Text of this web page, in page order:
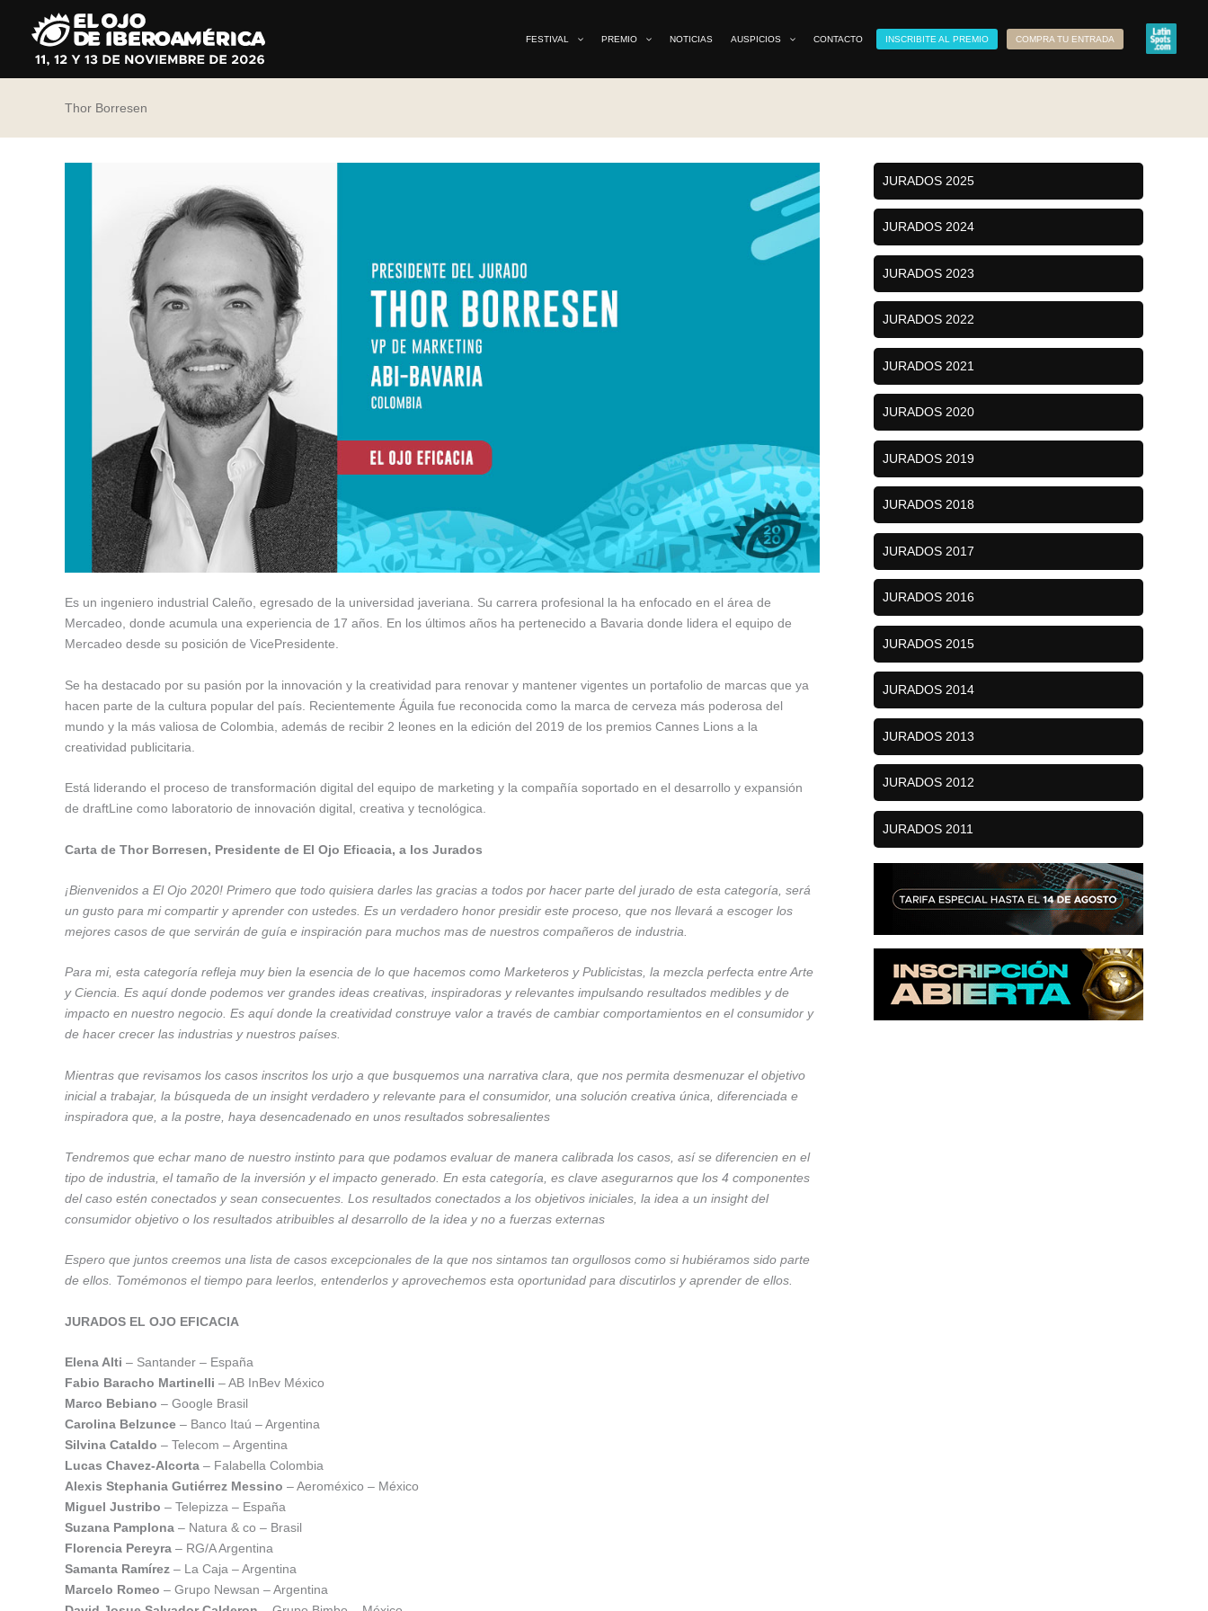
contenido
FESTIVAL PREMIO NOTICIAS AUSPICIOS CONTACTO INSCRIBITE AL PREMIO COMPRA TU ENTRADA
Thor Borresen
Es un ingeniero industrial Caleño, egresado de la universidad javeriana. Su carrera profesional la ha enfocado en el área de
Mercadeo, donde acumula una experiencia de 17 años. En los últimos años ha pertenecido a Bavaria donde lidera el equipo de
Mercadeo desde su posición de VicePresidente.
Se ha destacado por su pasión por la innovación y la creatividad para renovar y mantener vigentes un portafolio de marcas que ya
hacen parte de la cultura popular del país. Recientemente Águila fue reconocida como la marca de cerveza más poderosa del
mundo y la más valiosa de Colombia, además de recibir 2 leones en la edición del 2019 de los premios Cannes Lions a la
creatividad publicitaria.
Está liderando el proceso de transformación digital del equipo de marketing y la compañía soportado en el desarrollo y expansión
de draftLine como laboratorio de innovación digital, creativa y tecnológica.
Carta de Thor Borresen, Presidente de El Ojo Eficacia, a los Jurados
¡Bienvenidos a El Ojo 2020! Primero que todo quisiera darles las gracias a todos por hacer parte del jurado de esta categoría, será
un gusto para mi compartir y aprender con ustedes. Es un verdadero honor presidir este proceso, que nos llevará a escoger los
mejores casos de que servirán de guía e inspiración para muchos mas de nuestros compañeros de industria.
Para mi, esta categoría refleja muy bien la esencia de lo que hacemos como Marketeros y Publicistas, la mezcla perfecta entre Arte
y Ciencia. Es aquí donde podemos ver grandes ideas creativas, inspiradoras y relevantes impulsando resultados medibles y de
impacto en nuestro negocio. Es aquí donde la creatividad construye valor a través de cambiar comportamientos en el consumidor y
de hacer crecer las industrias y nuestros países.
Mientras que revisamos los casos inscritos los urjo a que busquemos una narrativa clara, que nos permita desmenuzar el objetivo
inicial a trabajar, la búsqueda de un insight verdadero y relevante para el consumidor, una solución creativa única, diferenciada e
inspiradora que, a la postre, haya desencadenado en unos resultados sobresalientes
Tendremos que echar mano de nuestro instinto para que podamos evaluar de manera calibrada los casos, así se diferencien en el
tipo de industria, el tamaño de la inversión y el impacto generado. En esta categoría, es clave asegurarnos que los 4 componentes
del caso estén conectados y sean consecuentes. Los resultados conectados a los objetivos iniciales, la idea a un insight del
consumidor objetivo o los resultados atribuibles al desarrollo de la idea y no a fuerzas externas
Espero que juntos creemos una lista de casos excepcionales de la que nos sintamos tan orgullosos como si hubiéramos sido parte
de ellos. Tomémonos el tiempo para leerlos, entenderlos y aprovechemos esta oportunidad para discutirlos y aprender de ellos.
JURADOS EL OJO EFICACIA
Elena Alti – Santander – España
Fabio Baracho Martinelli – AB InBev México
Marco Bebiano – Google Brasil
Carolina Belzunce – Banco Itaú – Argentina
Silvina Cataldo – Telecom – Argentina
Lucas Chavez-Alcorta – Falabella Colombia
Alexis Stephania Gutiérrez Messino – Aeroméxico – México
Miguel Justribo – Telepizza – España
Suzana Pamplona – Natura & co – Brasil
Florencia Pereyra – RG/A Argentina
Samanta Ramírez – La Caja – Argentina
Marcelo Romeo – Grupo Newsan – Argentina
JURADOS 2025
JURADOS 2024
JURADOS 2023
JURADOS 2022
JURADOS 2021
JURADOS 2020
JURADOS 2019
JURADOS 2018
JURADOS 2017
JURADOS 2016
JURADOS 2015
JURADOS 2014
JURADOS 2013
JURADOS 2012
JURADOS 2011